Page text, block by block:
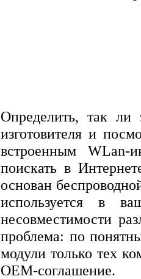
Определить, так ли
изготовителя и
встроенным WLan-
поискать в
основан
используется в
несовместимости
проблема: по
модули только тех
ОЕМ-соглашение.